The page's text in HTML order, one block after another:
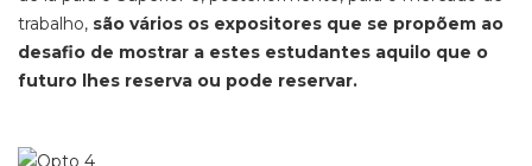
trabalho, são vários os expositores que se propõem ao
desafio de mostrar a estes estudantes aquilo que o
futuro lhes reserva ou pode reservar.